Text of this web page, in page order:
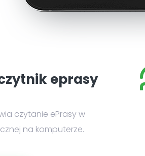
eprasy
czytanie ePrasy w
na komputerze.